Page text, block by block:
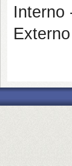
Interno